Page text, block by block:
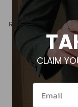
Retro T-shirt met
en ronde hals in
$40.00
CLAIM
Email